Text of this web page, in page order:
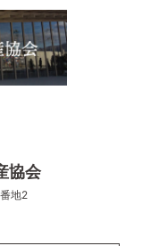
協会
地2